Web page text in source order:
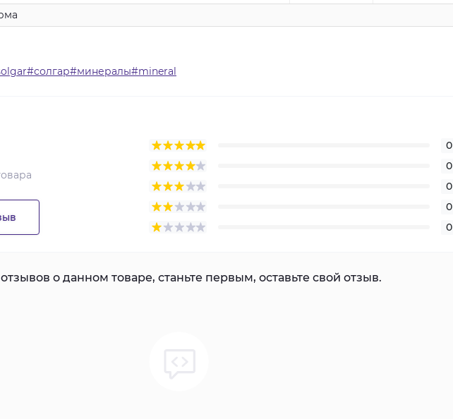
0
0
0
0
0
о данном товаре, станьте первым, оставьте свой отзыв.